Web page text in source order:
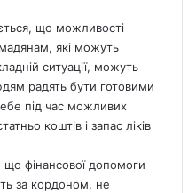
що можливості
які можуть
ситуації, можуть
радять бути готовими
під час можливих
коштів і запас ліків
фінансової допомоги
за кордоном, не